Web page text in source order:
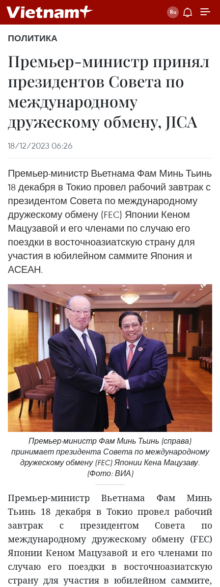
ПОЛИТИКА
Премьер-министр принял
президентов Совета по
международному
дружескому обмену, JICA
18/12/2023 06:26
Премьер-министр Вьетнама Фам Минь Тьинь
18 декабря в Токио провел рабочий завтрак с
президентом Совета по международному
дружескому обмену (FEC) Японии Кеном
Мацузавой и его членами по случаю его
поездки в восточноазиатскую страну для
участия в юбилейном саммите Япония и
АСЕАН.
Премьер-министр Фам Минь Тьинь (справа)
принимает президента Совета по международному
дружескому обмену (FEC) Японии Кена Мацузаву.
(Фото: ВИА)
Премьер-министр Вьетнама Фам Минь
Тьинь 18 декабря в Токио провел рабочий
завтрак с президентом Совета по
международному дружескому обмену (FEC)
Японии Кеном Мацузавой и его членами по
случаю его поездки в восточноазиатскую
страну для участия в юбилейном саммите,